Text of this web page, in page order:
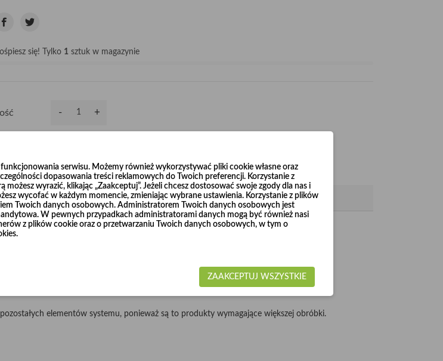
się! Tylko 1 sztuk w magazynie
Ilość - +
grubości 2 mm i 3 mm w średnicach od Ø120 do Ø1000.
są w naszej ofercie.
elementów systemu, ponieważ są to produkty wymagające większej obróbki.
serwisu. Możemy również wykorzystywać pliki cookie własne oraz
dopasowania treści reklamowych do Twoich preferencji. Korzystanie z
wyrazić, klikając „Zaakceptuj”. Jeżeli chcesz dostosować swoje zgody dla nas i
wycofać w każdym momencie, zmieniając wybrane ustawienia. Korzystanie z plików
Twoich danych osobowych. Administratorem Twoich danych osobowych jest
W pewnych przypadkach administratorami danych mogą być również nasi
z plików cookie oraz o przetwarzaniu Twoich danych osobowych, w tym o
ZAAKCEPTUJ WSZYSTKIE